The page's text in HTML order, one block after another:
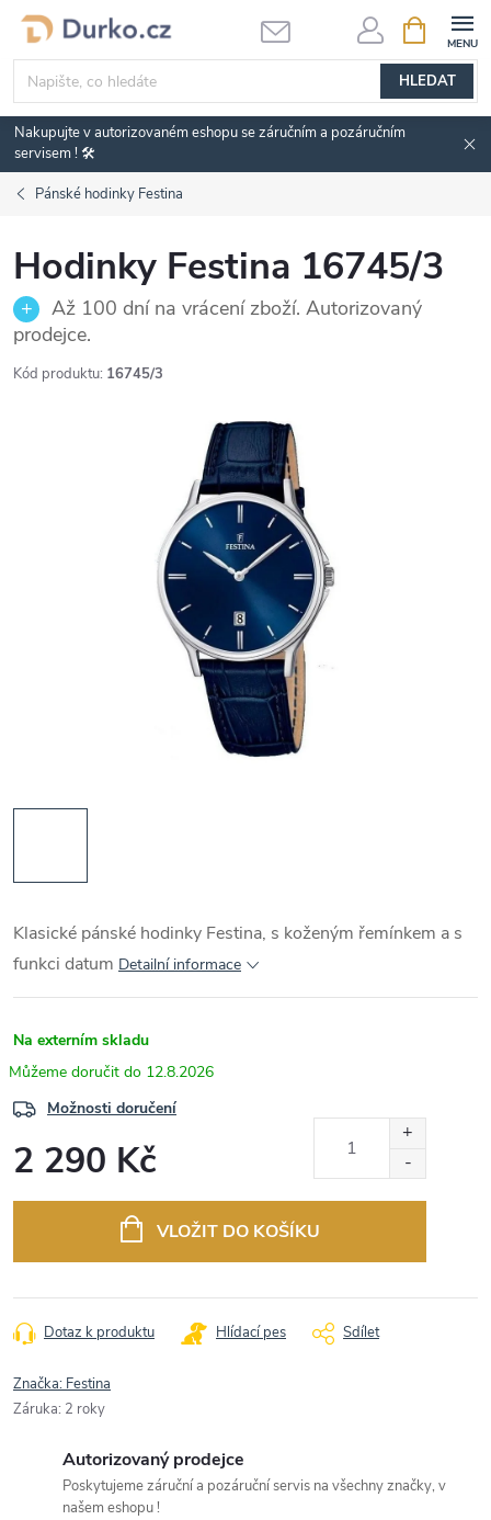
Přejít
obsah
HLEDAT
NÁKUPNÍ
KOŠÍK
Nakupujte v autorizovaném eshopu se záručním a pozáručním
servisem ! 🛠️
Pánské hodinky Festina
Hodinky Festina 16745/3
Až 100 dní na vrácení zboží. Autorizovaný
prodejce.
Kód produktu: 16745/3
Klasické pánské hodinky Festina, s koženým řemínkem a s
funkci datum Detailní informace
Na externím skladu
12.8.2026
Možnosti doručení
2 290 Kč
VLOŽIT DO KOŠÍKU
Dotaz k produktu Hlídací pes Sdílet
Značka: Festina
Záruka: 2 roky
Autorizovaný prodejce
Poskytujeme záruční a pozáruční servis na všechny značky, v
našem eshopu !